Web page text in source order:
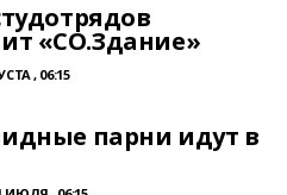
«СО.Здание»
, 06:15
парни идут в